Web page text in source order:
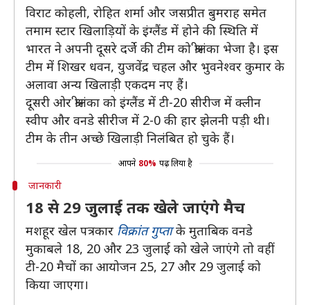
विराट कोहली, रोहित शर्मा और जसप्रीत बुमराह समेत
तमाम स्टार खिलाड़ियों के इंग्लैंड में होने की स्थिति में
भारत ने अपनी दूसरे दर्जे की टीम को श्रीलंका भेजा है। इस
टीम में शिखर धवन, युजवेंद्र चहल और भुवनेश्वर कुमार के
अलावा अन्य खिलाड़ी एकदम नए हैं।
दूसरी ओर श्रीलंका को इंग्लैंड में टी-20 सीरीज में क्लीन
स्वीप और वनडे सीरीज में 2-0 की हार झेलनी पड़ी थी।
टीम के तीन अच्छे खिलाड़ी निलंबित हो चुके हैं।
आपने 80% पढ़ लिया है
जानकारी
18 से 29 जुलाई तक खेले जाएंगे मैच
मशहूर खेल पत्रकार विक्रांत गुप्ताके मुताबिक वनडे
मुकाबले 18, 20 और 23 जुलाई को खेले जाएंगे तो वहीं
टी-20 मैचों का आयोजन 25, 27 और 29 जुलाई को
किया जाएगा।